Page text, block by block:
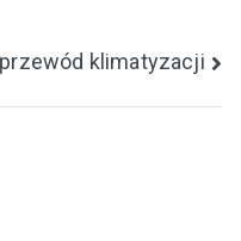
przewód klimatyzacji